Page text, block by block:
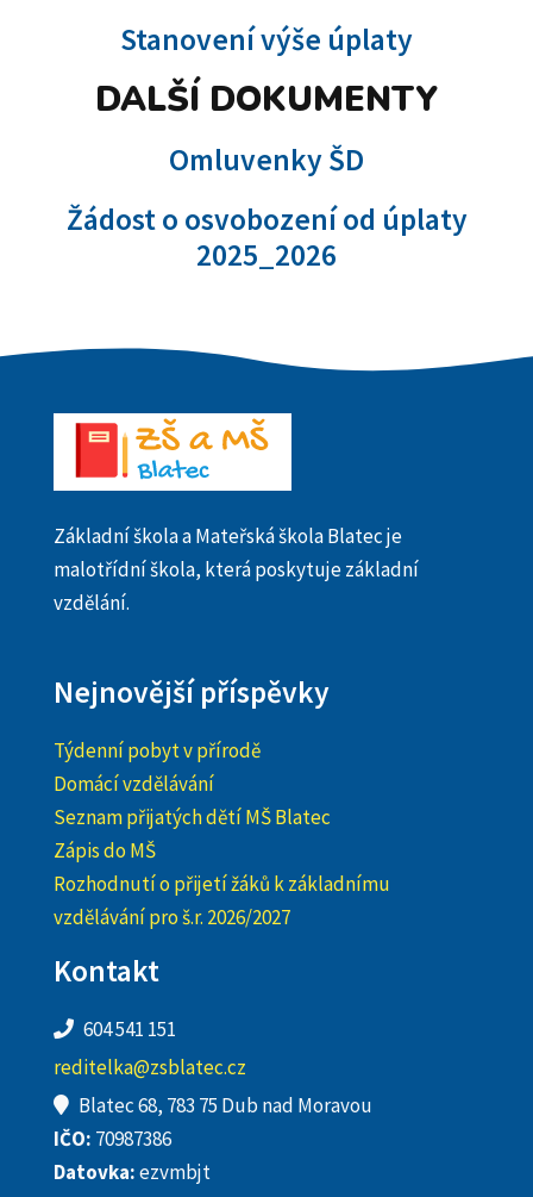
Stanovení výše úplaty
DALŠÍ DOKUMENTY
Omluvenky ŠD
Žádost o osvobození od úplaty
2025_2026
Základní škola a Mateřská škola Blatec je
malotřídní škola, která poskytuje základní
vzdělání.
Nejnovější příspěvky
Týdenní pobyt v přírodě
Domácí vzdělávání
Seznam přijatých dětí MŠ Blatec
Zápis do MŠ
Rozhodnutí o přijetí žáků k základnímu
vzdělávání pro š.r. 2026/2027
Kontakt
604 541 151
reditelka@zsblatec.cz
Blatec 68, 783 75 Dub nad Moravou
IČO: 70987386
Datovka:ezvmbjt